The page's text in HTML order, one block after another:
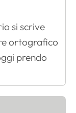
si scrive
ortografico
prendo